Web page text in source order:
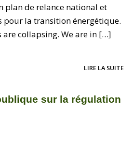
plan de relance national et
pour la transition énergétique.
are collapsing. We are in […]
LIRE LA SUITE
sur la régulation